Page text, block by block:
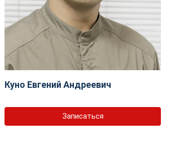
Куно Евгений Андреевич
Записаться